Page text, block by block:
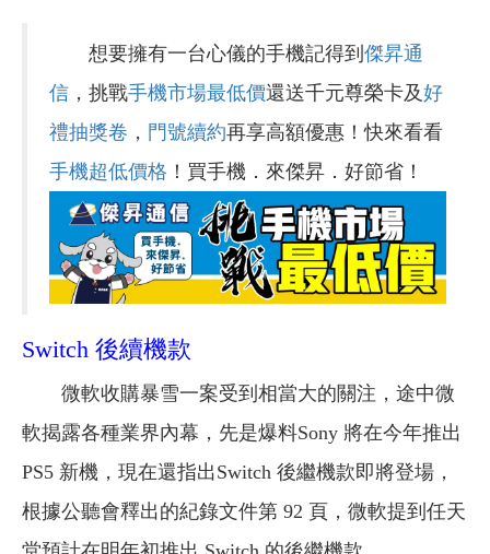
想要擁有一台心儀的手機記得到 傑昇通
信 ，挑戰手機市場最低價還送千元尊榮卡及好
禮抽獎卷 ， 門號續約再享高額優惠！快來看看
手機超低價格 ！買手機．來傑昇．好節省！
Switch 後續機款
微軟收購暴雪一案受到相當大的關注，途中微
軟揭露各種業界內幕，先是爆料Sony 將在今年推出
PS5 新機，現在還指出Switch 後繼機款即將登場，
根據公聽會釋出的紀錄文件第 92 頁，微軟提到任天